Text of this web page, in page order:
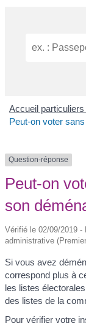
Accueil particuliers
Peut-on voter
Question-réponse
Peut-on
son
Vérifié le 02/09/2019 -
administrative
Si vous avez
correspond plus à
les listes
des listes de la
Pour vérifier votre